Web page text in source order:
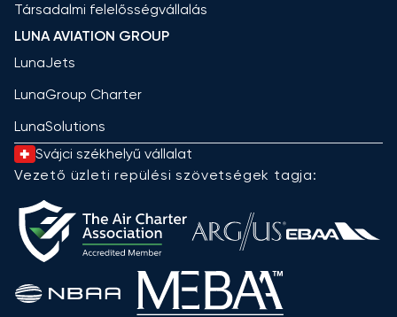
Társadalmi felelősségvállalás
LUNA AVIATION GROUP
LunaJets
LunaGroup Charter
LunaSolutions
Svájci székhelyű vállalat
Vezető üzleti repülési szövetségek tagja: